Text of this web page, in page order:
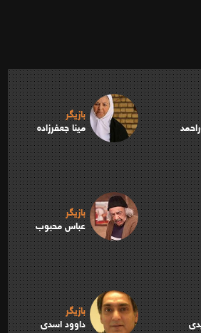
بازیگر
مینا جعفرزاده
بازیگر
عباس محبوب
بازیگر
داوود اسدی